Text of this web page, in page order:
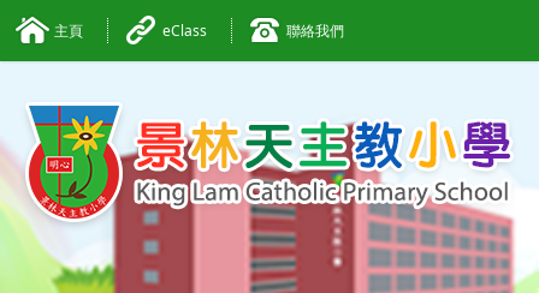
主頁 eClass 聯絡我們